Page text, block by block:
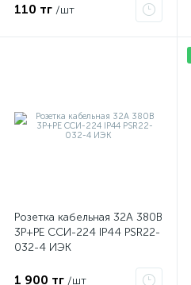
110 тг /шт
Розетка кабельная 32А 380В
3P+PЕ ССИ-224 IP44 PSR22-
032-4 ИЭК
1 900 тг /шт